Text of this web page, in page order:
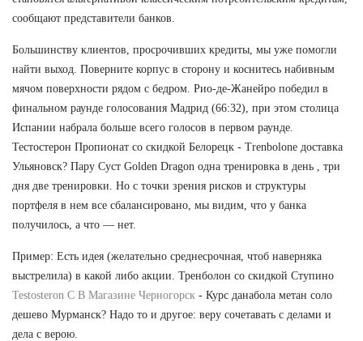
сообщают представители банков.
Большинству клиентов, просрочивших кредиты, мы уже помогли
найти выход. Поверните корпус в сторону и коснитесь набивным
мячом поверхности рядом с бедром. Рио-де-Жанейро победил в
финальном раунде голосования Мадрид (66:32), при этом столица
Испании набрала больше всего голосов в первом раунде.
Тестостерон Пропионат со скидкой Белорецк - Trenbolone доставка
Ульяновск? Пару Суст Golden Dragon одна тренировка в день , три
дня две тренировки. Но с точки зрения рисков и структуры
портфеля в нем все сбалансировано, мы видим, что у банка
получилось, а что — нет.
Пример: Есть идея (желательно среднесрочная, чтоб наверняка
выстрелила) в какой либо акции. Тренболон со скидкой Ступино
Testosteron C В Магазине Черногорск - Курс данабола метан соло
дешево Мурманск? Надо то и другое: веру сочетавать с делами и
дела с верою.